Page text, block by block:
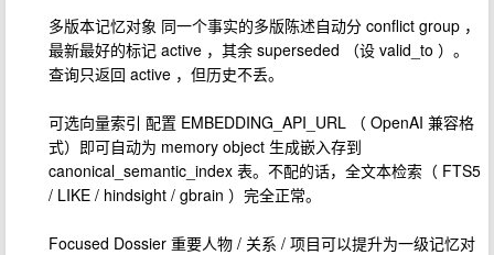
多版本记忆对象 同一个事实的多版陈述自动分 conflict group ，
最新最好的标记 active ，其余 superseded （设 valid_to ）。
查询只返回 active ，但历史不丢。
可选向量索引 配置 EMBEDDING_API_URL （ OpenAI 兼容格
式）即可自动为 memory object 生成嵌入存到
canonical_semantic_index 表。不配的话，全文本检索（ FTS5
/ LIKE / hindsight / gbrain ）完全正常。
Focused Dossier 重要人物 / 关系 / 项目可以提升为一级记忆对